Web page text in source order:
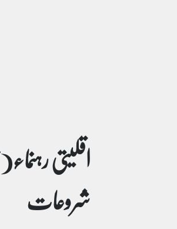
اقلیتی
شروعات